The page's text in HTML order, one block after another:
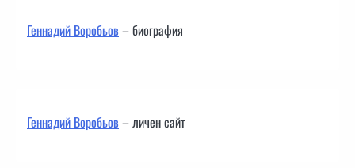
Геннадий Воробьов– биография
Геннадий Воробьов– личен сайт